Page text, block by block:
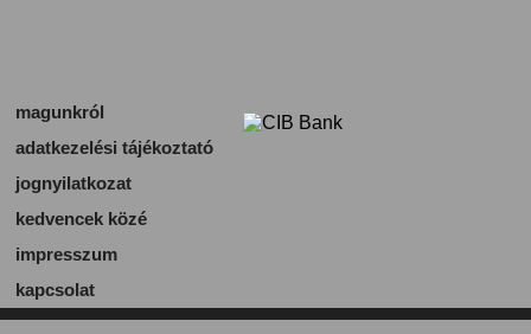
magunkról
adatkezelési tájékoztató
jognyilatkozat
kedvencek közé
impresszum
kapcsolat